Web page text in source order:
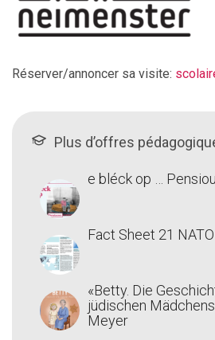
Réserver/annoncer sa visite:
Plus d’offres
e bléck op …
Fact Sheet 21 NATO
«Betty. Die
jüdischen
Meyer